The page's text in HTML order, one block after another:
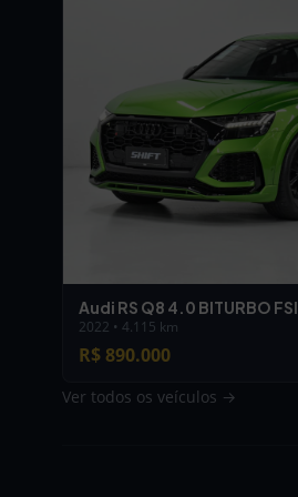
Audi RS Q8 4.0 BITURBO FSI
2022 • 4.115 km
R$ 890.000
Ver todos os veículos →